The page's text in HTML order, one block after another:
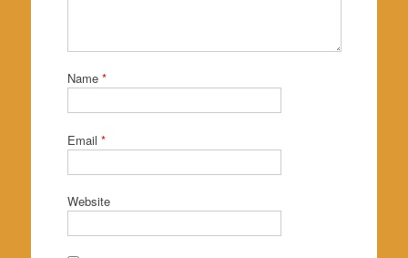
Name *
Email *
Website